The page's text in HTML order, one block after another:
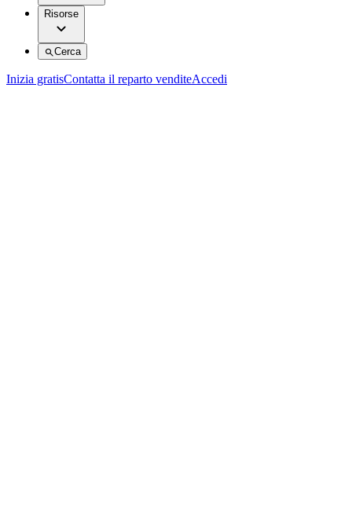
Risorse
Cerca
Inizia gratisContatta il reparto venditeAccedi